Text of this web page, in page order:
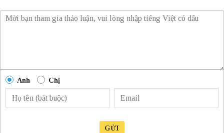
Anh Chị
GỬI